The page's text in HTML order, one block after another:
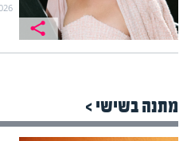
מתנה בשישי >